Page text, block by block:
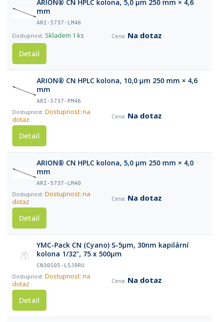
ARION® CN HPLC kolona, 5,0 µm 250 mm × 4,6
mm
ARI-5737-LM46
Skladem 1 ks
Na dotaz
Detail
ARION® CN HPLC kolona, 10,0 µm 250 mm × 4,6
mm
ARI-5737-PM46
Dostupnost: na
dotaz
Na dotaz
Detail
ARION® CN HPLC kolona, 5,0 µm 250 mm × 4,0
mm
ARI-5737-LM40
Dostupnost: na
dotaz
Na dotaz
Detail
YMC-Pack CN (Cyano) S-5µm, 30nm kapilární
kolona 1/32", 75 x 500µm
CN30S05-L5J0RU
Dostupnost: na
dotaz
Na dotaz
Detail